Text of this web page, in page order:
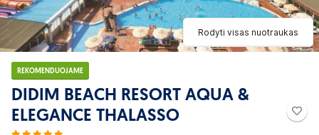
Rodyti visas nuotraukas
REKOMENDUOJAME
DIDIM BEACH RESORT AQUA &
ELEGANCE THALASSO